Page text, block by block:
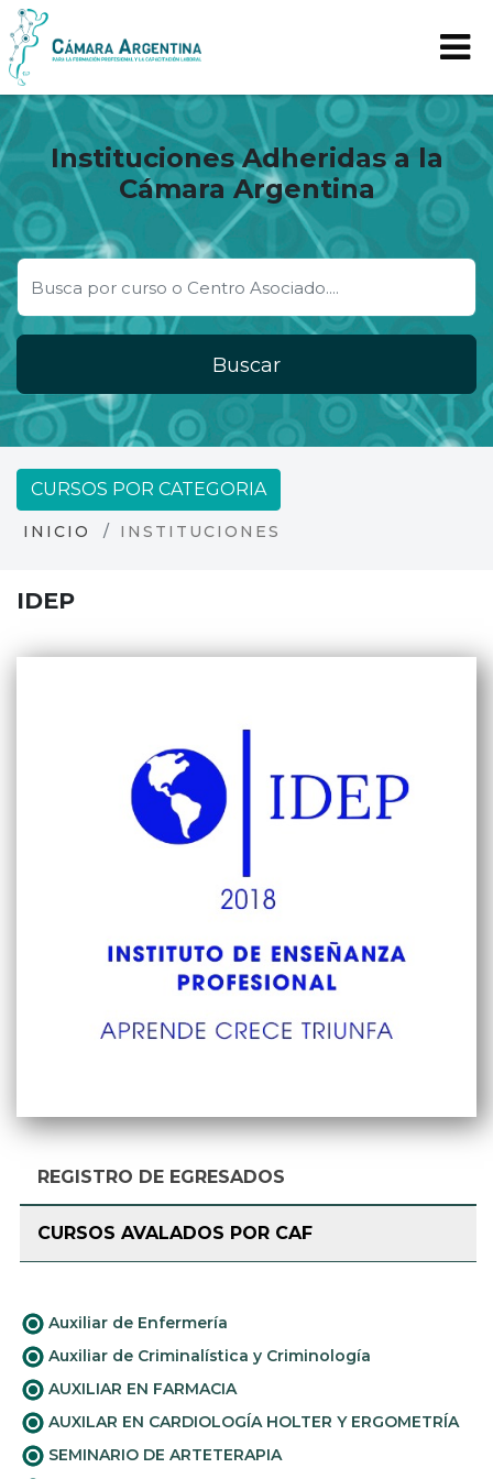
Instituciones Adheridas a la
Cámara Argentina
Buscar
CURSOS POR CATEGORIA
INICIO INSTITUCIONES
IDEP
REGISTRO DE EGRESADOS
CURSOS AVALADOS POR CAF
Auxiliar de Enfermería
Auxiliar de Criminalística y Criminología
AUXILIAR EN FARMACIA
AUXILAR EN CARDIOLOGÍA HOLTER Y ERGOMETRÍA
SEMINARIO DE ARTETERAPIA